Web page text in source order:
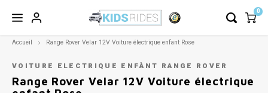
0
Accueil Range Rover Velar 12V Voiture électrique enfant Rose
VOITURE ELECTRIQUE ENFÀNT RANGE ROVER
Range Rover Velar 12V Voiture électrique